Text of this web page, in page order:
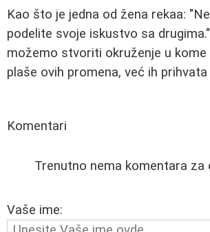
Kao što je jedna od žena rekaa:
podelite svoje iskustvo sa
možemo stvoriti okruženje u kome
plaše ovih promena, već ih prihvata
Komentari
Trenutno nema komentara za
Vaše ime: